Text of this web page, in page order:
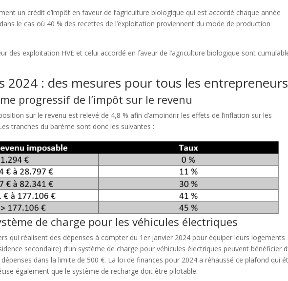
un crédit d’impôt en faveur de l’agriculture biologique qui est accordé chaque année
le cas où 40 % des recettes de l’exploitation proviennent du mode de production
des exploitation HVE et celui accordé en faveur de l’agriculture biologique sont
2024 : des mesures pour tous les entrepreneurs
progressif de l’impôt sur le revenu
sur le revenu est relevé de 4,8 % afin d’amoindrir les effets de l’inflation sur les
tranches du barème sont donc les suivantes :
de charge pour les véhicules électriques
qui réalisent des dépenses à compter du 1er janvier 2024 pour équiper leurs logements
secondaire) d’un système de charge pour véhicules électriques peuvent bénéficier
dépenses dans la limite de 500 €. La loi de finances pour 2024 a réhaussé ce plafond qui
également que le système de recharge doit être pilotable.